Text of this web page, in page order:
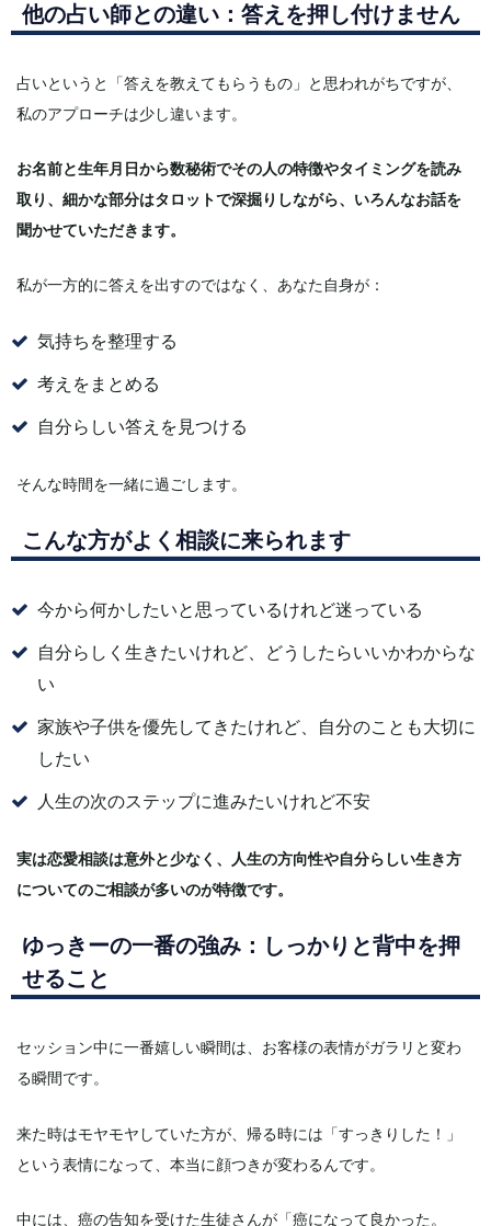
他の占い師との違い：答えを押し付けません
占いというと「答えを教えてもらうもの」と思われがちですが、
私のアプローチは少し違います。
お名前と生年月日から数秘術でその人の特徴やタイミングを読み
取り、細かな部分はタロットで深掘りしながら、いろんなお話を
聞かせていただきます。
私が一方的に答えを出すのではなく、あなた自身が：
気持ちを整理する
考えをまとめる
自分らしい答えを見つける
そんな時間を一緒に過ごします。
こんな方がよく相談に来られます
今から何かしたいと思っているけれど迷っている
自分らしく生きたいけれど、どうしたらいいかわからな
い
家族や子供を優先してきたけれど、自分のことも大切に
したい
人生の次のステップに進みたいけれど不安
実は恋愛相談は意外と少なく、人生の方向性や自分らしい生き方
についてのご相談が多いのが特徴です。
ゆっきーの一番の強み：しっかりと背中を押
せること
セッション中に一番嬉しい瞬間は、お客様の表情がガラリと変わ
る瞬間です。
来た時はモヤモヤしていた方が、帰る時には「すっきりした！」
という表情になって、本当に顔つきが変わるんです。
中には、癌の告知を受けた生徒さんが「癌になって良かった。